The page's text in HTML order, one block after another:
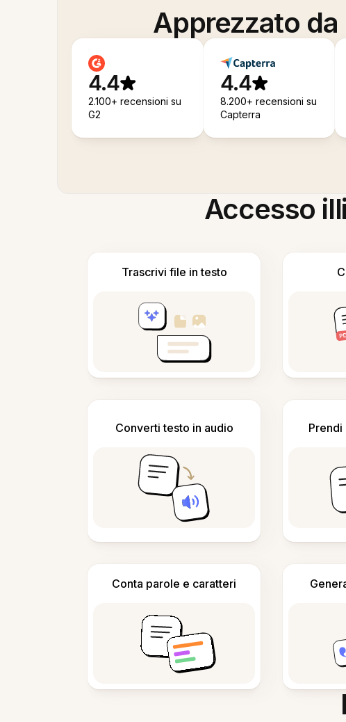
Apprezzato
4.4
2.100+ recensioni su
G2
4.4
8.200+ recensioni su
Capterra
Accesso
Trascrivi file in testo
Converti testo in audio
Conta parole e caratteri